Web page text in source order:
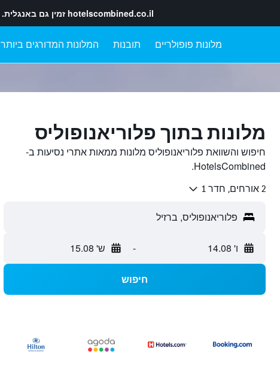
hotelscombined.co.il זמין גם באנגלית.
מלונות פופולריים תובנות המלונות המדורגים ביותר
מלונות בתוך פלוריאנופוליס
חיפוש והשוואת פלוריאנופוליס מלונות ממאות אתרי נסיעות ב-
HotelsCombined.
2 אורחים, חדר 1
ו' 14.08 - ש' 15.08
חיפוש